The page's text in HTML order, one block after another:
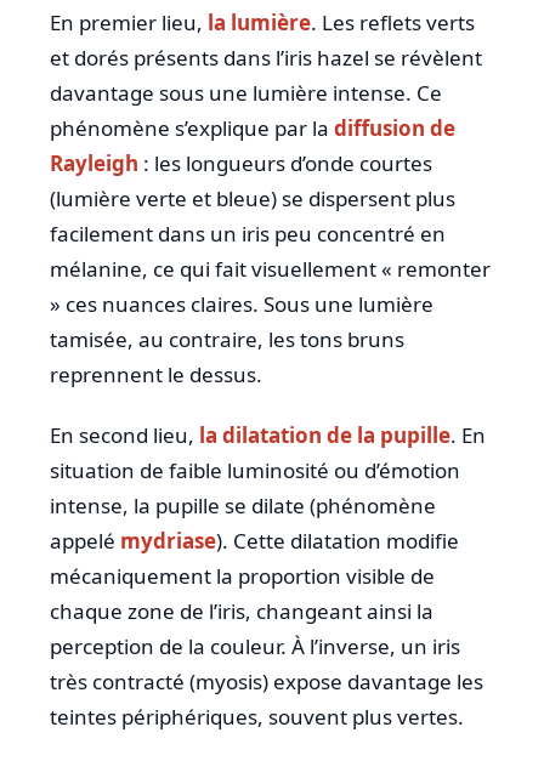
En premier lieu, la lumière. Les reflets verts
et dorés présents dans l’iris hazel se révèlent
davantage sous une lumière intense. Ce
phénomène s’explique par la diffusion de
Rayleigh : les longueurs d’onde courtes
(lumière verte et bleue) se dispersent plus
facilement dans un iris peu concentré en
mélanine, ce qui fait visuellement « remonter
» ces nuances claires. Sous une lumière
tamisée, au contraire, les tons bruns
reprennent le dessus.
En second lieu, la dilatation de la pupille. En
situation de faible luminosité ou d’émotion
intense, la pupille se dilate (phénomène
appelé mydriase). Cette dilatation modifie
mécaniquement la proportion visible de
chaque zone de l’iris, changeant ainsi la
perception de la couleur. À l’inverse, un iris
très contracté (myosis) expose davantage les
teintes périphériques, souvent plus vertes.